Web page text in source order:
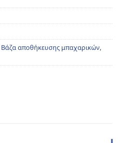
Βάζα αποθήκευσης μπαχαρικών,